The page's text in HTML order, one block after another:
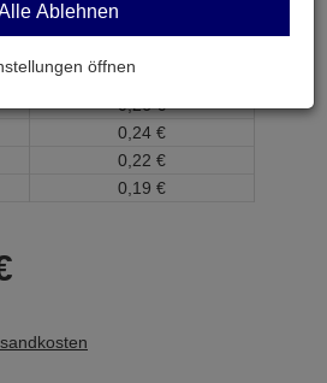
0,29
0,26 €
0, 24 €
0, 22 €
0, 19 €
Ablehnen
öffnen